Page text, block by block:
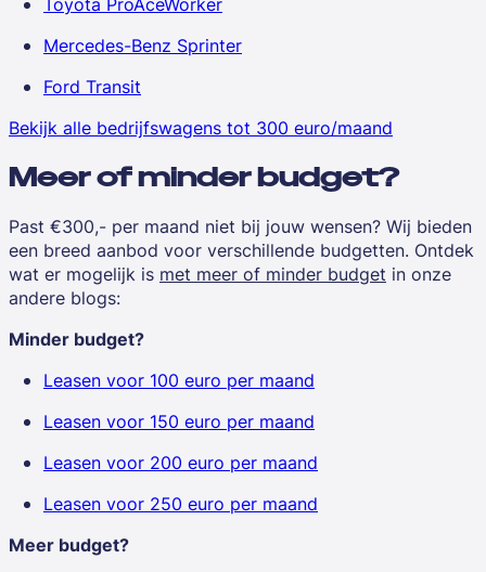
Mercedes-Benz Sprinter
Ford Transit
Bekijk alle bedrijfswagens tot 300 euro/maand
Meer of minder budget?
Past €300,- per maand niet bij jouw wensen? Wij bieden
een breed aanbod voor verschillende budgetten. Ontdek
wat er mogelijk is met meer of minder budget in onze
andere blogs:
Minder budget?
Leasen voor 100 euro per maand
Leasen voor 150 euro per maand
Leasen voor 200 euro per maand
Leasen voor 250 euro per maand
Meer budget?